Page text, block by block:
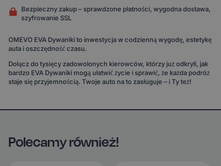
Bezpieczny zakup – sprawdzone płatności, wygodna dostawa,
szyfrowanie SSL
OMEVO EVA Dywaniki to inwestycja w codzienną wygodę, estetykę
auta i oszczędność czasu.
Dołącz do tysięcy zadowolonych kierowców, którzy już odkryli, jak
bardzo EVA Dywaniki mogą ułatwić życie i sprawić, że każda podróż
staje się przyjemnością. Twoje auto na to zasługuje – i Ty też!
Polecamy również!